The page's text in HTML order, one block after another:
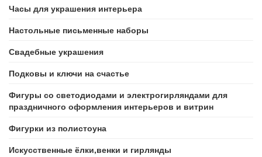
Часы для украшения интерьера
Настольные письменные наборы
Свадебные украшения
Подковы и ключи на счастье
Фигуры со светодиодами и электрогирляндами для
праздничного оформления интерьеров и витрин
Фигурки из полистоуна
Искусственные ёлки,венки и гирлянды